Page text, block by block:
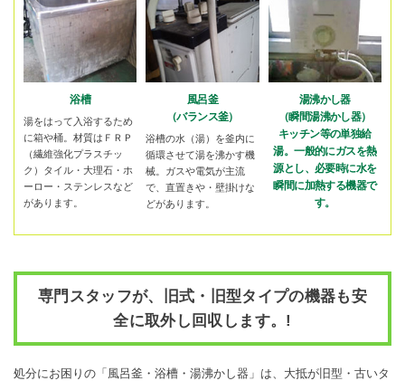
浴槽
湯をはって入浴するため
に箱や桶。材質はＦＲＰ
（繊維強化プラスチッ
ク）タイル・大理石・ホ
ーロー・ステンレスなど
があります。
風呂釜
（バランス釜）
浴槽の水（湯）を釜内に
循環させて湯を沸かす機
械。ガスや電気が主流
で、直置きや・壁掛けな
どがあります。
湯沸かし器
（瞬間湯沸かし器）
キッチン等の単独給
湯。一般的にガスを熱
源とし、必要時に水を
瞬間に加熱する機器で
す。
専門スタッフが、旧式・旧型タイプの機器も安
全に取外し回収します。!
処分にお困りの「風呂釜・浴槽・湯沸かし器」は、大抵が旧型・古いタ